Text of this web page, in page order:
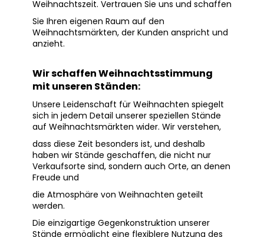
Weihnachtszeit. Vertrauen Sie uns und schaffen
Sie Ihren eigenen Raum auf den
Weihnachtsmärkten, der Kunden anspricht und
anzieht.
Wir schaffen Weihnachtsstimmung
mit unseren Ständen:
Unsere Leidenschaft für Weihnachten spiegelt
sich in jedem Detail unserer speziellen Stände
auf Weihnachtsmärkten wider. Wir verstehen,
dass diese Zeit besonders ist, und deshalb
haben wir Stände geschaffen, die nicht nur
Verkaufsorte sind, sondern auch Orte, an denen
Freude und
die Atmosphäre von Weihnachten geteilt
werden.
Die einzigartige Gegenkonstruktion unserer
Stände ermöglicht eine flexiblere Nutzung des